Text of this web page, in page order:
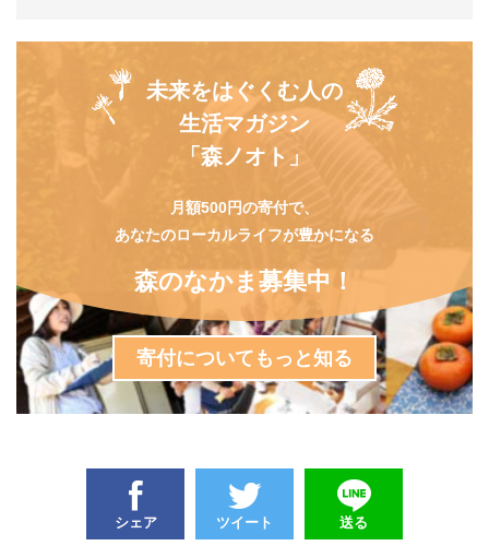
未来をはぐくむ人の
生活マガジン
「森ノオト」
月額500円の寄付で、
あなたのローカルライフが豊かになる
森のなかま募集中！
寄付についてもっと知る
シェア ツイート 送る